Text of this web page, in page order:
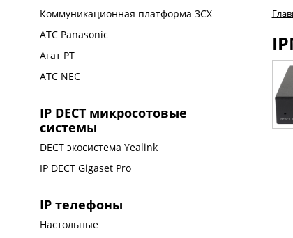
Коммуникационная платформа 3CX
АТС Panasonic
Агат РТ
АТС NEC
IP DECT микросотовые
системы
DECT экосистема Yealink
IP DECT Gigaset Pro
IP телефоны
Настольные